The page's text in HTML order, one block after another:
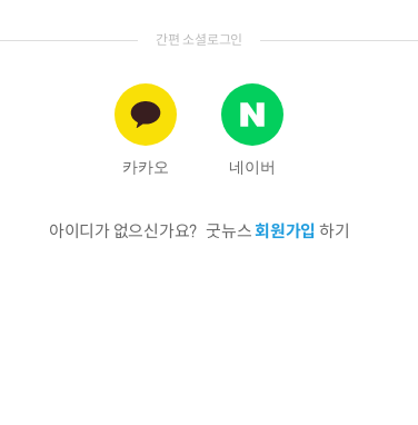
간편 소셜로그인
카카오 네이버
아이디가 없으신가요? 굿뉴스회원가입 하기